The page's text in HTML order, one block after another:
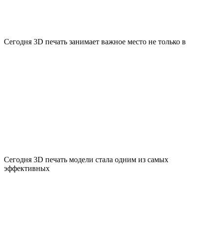
Сегодня 3D печать занимает важное место не только в
Сегодня 3D печать модели стала одним из самых
эффективных